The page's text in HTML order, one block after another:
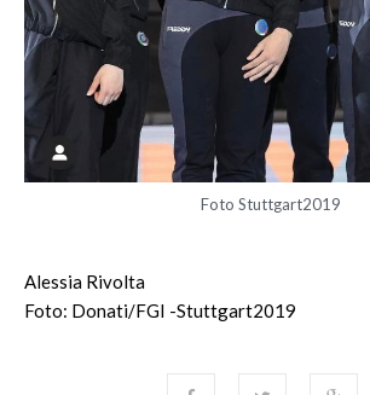
Foto Stuttgart2019
Alessia Rivolta
Foto: Donati/FGI -Stuttgart2019